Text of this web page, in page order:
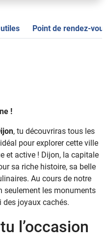
Point de rendez-vous
!
, tu découvriras tous les
pour explorer cette ville
et active ! Dijon, la capitale
sa riche histoire, sa belle
Au cours de notre
seulement les monuments
joyaux cachés.
l’occasion